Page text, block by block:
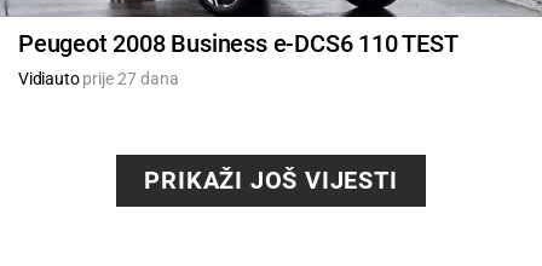
Peugeot 2008 Business e-DCS6 110 TEST
Vidiautoprije 27 dana
PRIKAŽI JOŠ VIJESTI